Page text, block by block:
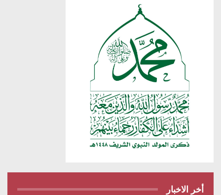
أخر الاخبار